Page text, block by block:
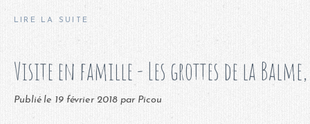
LIRE LA SUITE
Visite en famille - Les grottes de la Balme,
Publié le 19 février 2018 par Picou